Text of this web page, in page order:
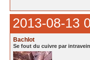
2013-08-13
Bachlot
Se fout du cuivre par